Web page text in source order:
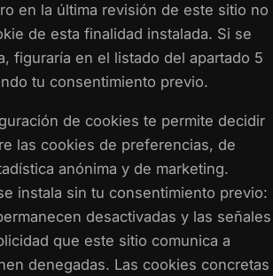
en la última revisión de este sitio no
de esta finalidad instalada. Si se
figuraría en el listado del apartado 5
tu consentimiento previo.
de cookies te permite decidir
las cookies de preferencias, de
anónima y de marketing.
instala sin tu consentimiento previo:
desactivadas y las señales
que este sitio comunica a
denegadas. Las cookies concretas